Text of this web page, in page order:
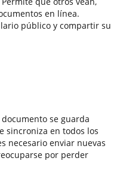
en línea.
público y compartir su
se guarda
sincroniza en todos los
necesario enviar nuevas
por perder